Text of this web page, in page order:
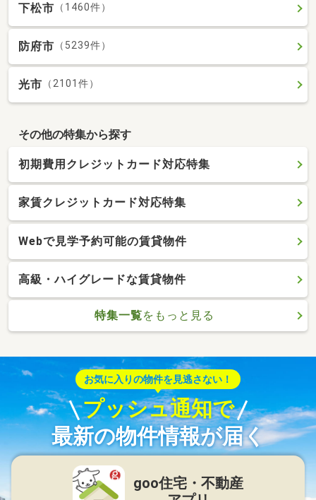
下松市 （1460件）
防府市 （5239件）
光市 （2101件）
その他の特集から探す
初期費用クレジットカード対応特集
家賃クレジットカード対応特集
Webで見学予約可能の賃貸物件
高級・ハイグレードな賃貸物件
特集一覧をもっと見る
お気に入りの物件を見逃さない！
プッシュ通知で
最新の物件情報が届く
goo住宅・不動産